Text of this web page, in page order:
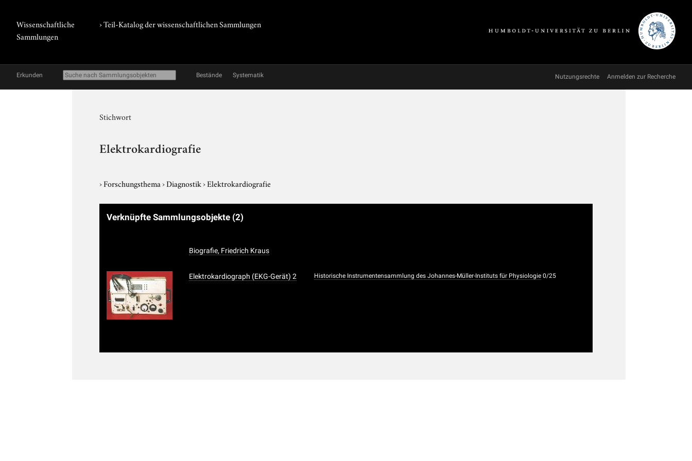
Wissenschaftliche
Sammlungen
› Teil-Katalog der wissenschaftlichen Sammlungen
Erkunden Bestände Systematik Nutzungsrechte Anmelden zur Recherche
Stichwort
Elektrokardiografie
›Forschungsthema›Diagnostik›Elektrokardiografie
Verknüpfte Sammlungsobjekte (2)
Biografie, Friedrich Kraus
Elektrokardiograph (EKG-Gerät) 2 Historische Instrumentensammlung des Johannes-Müller-Instituts für Physiologie 0/25